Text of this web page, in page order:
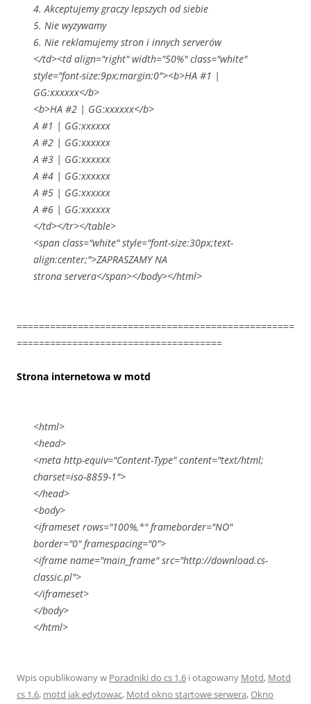
4. Akceptujemy graczy lepszych od siebie
5. Nie wyzywamy
6. Nie reklamujemy stron i innych serverów
</td><td align="right" width="50%" class="white"
style="font-size:9px;margin:0"><b>HA #1 |
GG:xxxxxx</b>
<b>HA #2 | GG:xxxxxx</b>
A #1 | GG:xxxxxx
A #2 | GG:xxxxxx
A #3 | GG:xxxxxx
A #4 | GG:xxxxxx
A #5 | GG:xxxxxx
A #6 | GG:xxxxxx
</td></tr></table>
<span class="white" style="font-size:30px;text-
align:center;">ZAPRASZAMY NA
strona servera</span></body></html>
==================================================
=====================================
Strona internetowa w motd
<html>
<head>
<meta http-equiv="Content-Type" content="text/html;
charset=iso-8859-1">
</head>
<body>
<iframeset rows="100%,*" frameborder="NO"
border="0" framespacing="0">
<iframe name="main_frame" src="http://download.cs-
classic.pl">
</iframeset>
</body>
</html>
Wpis opublikowany w Poradniki do cs 1.6 i otagowany Motd, Motd
cs 1.6, motd jak edytowac, Motd okno startowe serwera,Okno